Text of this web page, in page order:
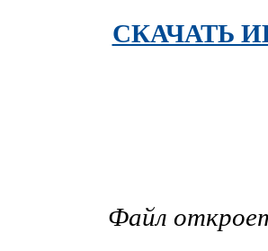
СКАЧАТЬ
Файл